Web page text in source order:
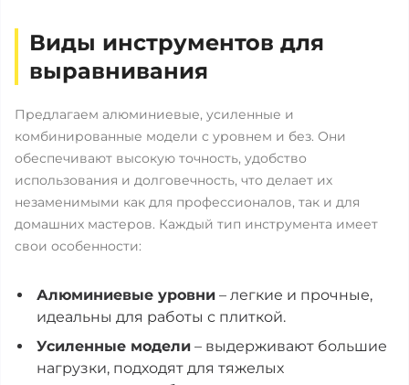
Виды инструментов для
выравнивания
Предлагаем алюминиевые, усиленные и
комбинированные модели с уровнем и без. Они
обеспечивают высокую точность, удобство
использования и долговечность, что делает их
незаменимыми как для профессионалов, так и для
домашних мастеров. Каждый тип инструмента имеет
свои особенности:
Алюминиевые уровни – легкие и прочные,
идеальны для работы с плиткой.
Усиленные модели – выдерживают большие
нагрузки, подходят для тяжелых